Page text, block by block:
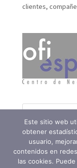
clientes,
Ofiespai
Este sitio web
obtener
usuario,
contenidos en
las cookies.